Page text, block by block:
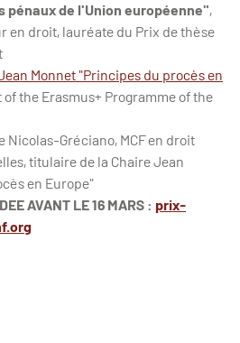
pénaux de l'Union européenne",
en droit, lauréate du Prix de thèse
Monnet "Principes du procès en
the Erasmus+ Programme of the
Nicolas-Gréciano, MCF en droit
titulaire de la Chaire Jean
en Europe"
AVANT LE 16 MARS : prix-